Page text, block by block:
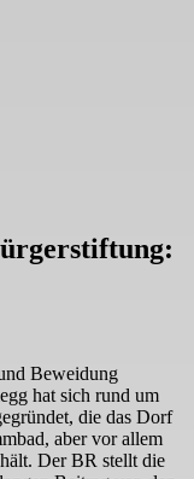
Beweidung
hat sich rund um
die das Dorf
aber vor allem
Der BR stellt die